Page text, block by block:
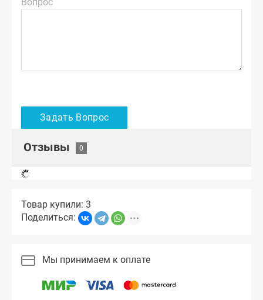
Отзывы
Товар купили: 3
Поделиться:
Мы принимаем к оплате